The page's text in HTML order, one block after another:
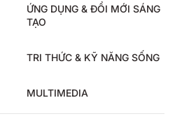
ỨNG DỤNG & ĐỔI MỚI SÁNG
TẠO
TRI THỨC & KỸ NĂNG SỐNG
MULTIMEDIA